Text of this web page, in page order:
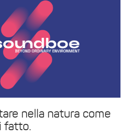
nella natura come
fatto.